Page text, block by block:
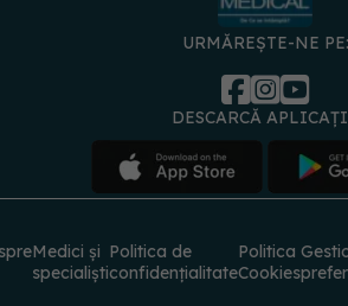
URMĂREȘTE-NE PE:
DESCARCĂ
Medici și
specialiști
Politica de
confidențialitate
Politica
Cookies